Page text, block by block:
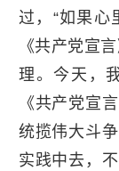
过，“如果心
《共产党宣
理。今天，
《共产党宣
统揽伟大斗
实践中去，